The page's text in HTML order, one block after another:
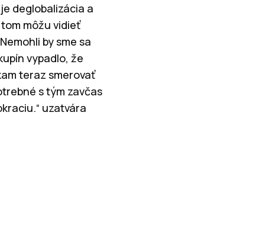
deglobalizácia a
môžu vidieť
by sme sa
vypadlo, že
teraz smerovať
s tým zavčas
uzatvára